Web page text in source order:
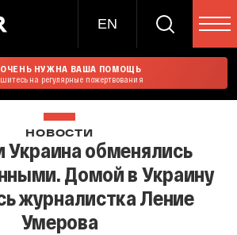
EN
НУЖНА ВАША ПОМОЩЬ
на регулярные пожертвования
НОВОСТИ
Украина обменялись
Домой в Украину
журналистка Ление
Умерова